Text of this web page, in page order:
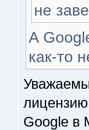
не
А
как-то
Google в